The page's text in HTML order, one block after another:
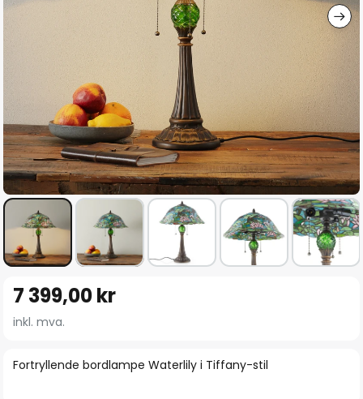
begynnelsen
bildegalleri
Fortryllende bordlampe Waterlily i Tiffany-stil
7 399,00 kr
inkl. mva.